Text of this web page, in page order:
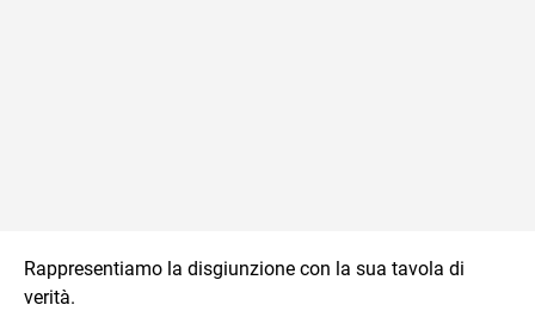
Rappresentiamo la disgiunzione con la sua tavola di
verità.